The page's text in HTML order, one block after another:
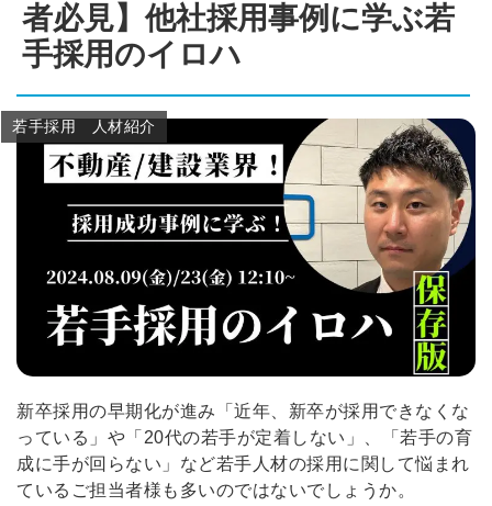
者必見】他社採用事例に学ぶ若
手採用のイロハ
若手採用 人材紹介
新卒採用の早期化が進み「近年、新卒が採用できなくな
っている」や「20代の若手が定着しない」、「若手の育
成に手が回らない」など若手人材の採用に関して悩まれ
ているご担当者様も多いのではないでしょうか。